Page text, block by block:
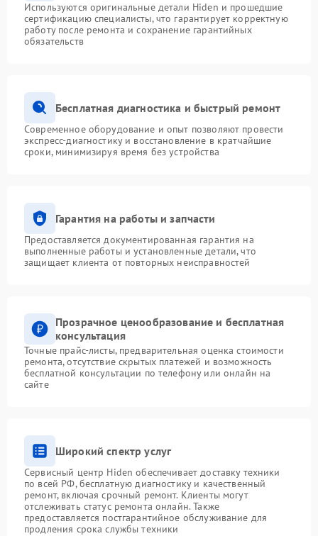
Используются оригинальные детали Hiden и прошедшие
сертификацию специалисты, что гарантирует корректную
работу после ремонта и сохранение гарантийных
обязательств
Бесплатная диагностика и быстрый ремонт
Современное оборудование и опыт позволяют провести
экспресс-диагностику и восстановление в кратчайшие
сроки, минимизируя время без устройства
Гарантия на работы и запчасти
Предоставляется документированная гарантия на
выполненные работы и установленные детали, что
защищает клиента от повторных неисправностей
Прозрачное ценообразование и бесплатная
консультация
Точные прайс-листы, предварительная оценка стоимости
ремонта, отсутствие скрытых платежей и возможность
бесплатной консультации по телефону или онлайн на
сайте
Широкий спектр услуг
Сервисный центр Hiden обеспечивает доставку техники
по всей РФ, бесплатную диагностику и качественный
ремонт, включая срочный ремонт. Клиенты могут
отслеживать статус ремонта онлайн. Также
предоставляется постгарантийное обслуживание для
продления срока службы техники